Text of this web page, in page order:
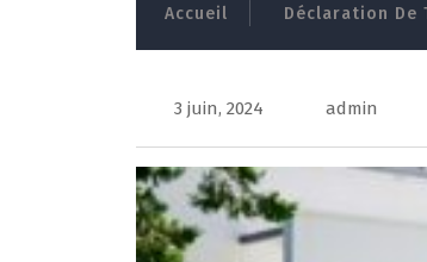
Accueil Déclaration De
3 juin, 2024 admin